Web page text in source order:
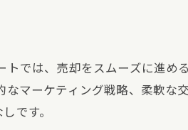
では、売却をスムーズに進め
マーケティング戦略、柔軟な
です。